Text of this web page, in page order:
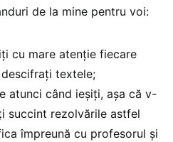
de la mine pentru voi:
cu mare atenție fiecare
textele;
atunci când ieșiți, așa că v-
succint rezolvările astfel
împreună cu profesorul și